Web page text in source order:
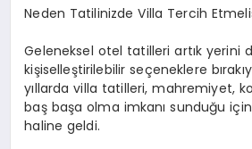
Neden Tatilinizde Villa Tercih
Geleneksel otel tatilleri artık yerini
kişiselleştirilebilir seçeneklere
yıllarda villa tatilleri, mahremiyet,
baş başa olma imkanı sunduğu
haline geldi.